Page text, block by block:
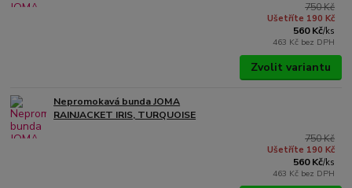
750 Kč
Ušetříte 190 Kč
560 Kč/ks
463 Kč bez DPH
Zvolit variantu
Nepromokavá bunda JOMA
RAINJACKET IRIS, TURQUOISE
750 Kč
Ušetříte 190 Kč
560 Kč/ks
463 Kč bez DPH